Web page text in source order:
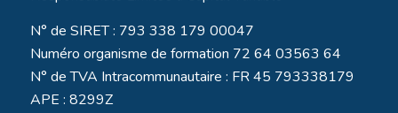
N° de SIRET : 793 338 179 00047
Numéro organisme de formation 72 64 03563 64
N° de TVA Intracommunautaire : FR 45 793338179
APE : 8299Z